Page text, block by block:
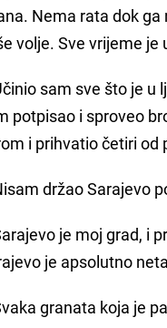
Nema rata dok
volje. Sve vrijeme je
sam sve što je
potpisao i sproveo
i prihvatio četiri od
držao Sarajevo
je moj grad, i
je apsolutno
granata koja je